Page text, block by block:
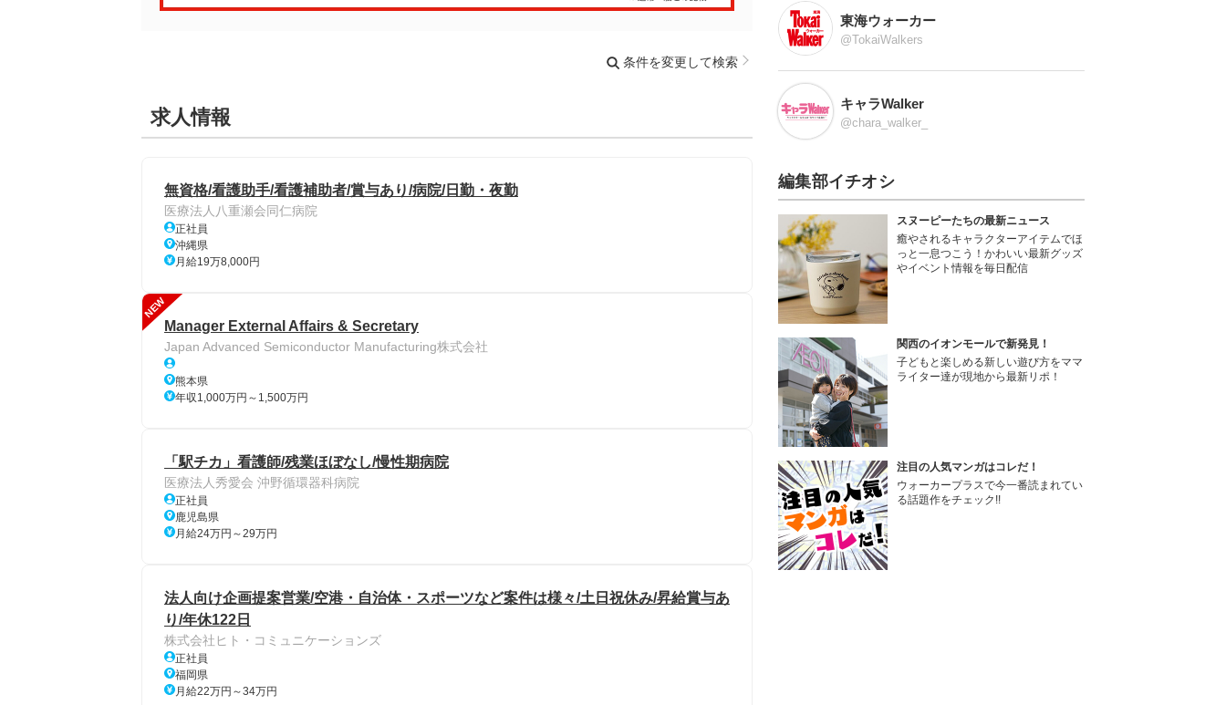
条件を変更して検索
求人情報
無資格/看護助手/看護補助者/賞与あり/病院/日勤・夜勤
医療法人八重瀬会同仁病院
正社員
沖縄県
月給19万8,000円
NEW
Manager External Affairs & Secretary
Japan Advanced Semiconductor Manufacturing株式会社
熊本県
年収1,000万円～1,500万円
「駅チカ」看護師/残業ほぼなし/慢性期病院
医療法人秀愛会 沖野循環器科病院
正社員
鹿児島県
月給24万円～29万円
法人向け企画提案営業/空港・自治体・スポーツなど案件は様々/土日祝休み/昇給賞与あ
り/年休122日
株式会社ヒト・コミュニケーションズ
正社員
福岡県
月給22万円～34万円
東海ウォーカー
@TokaiWalkers
キャラWalker
@chara_walker_
編集部イチオシ
スヌーピーたちの最新ニュース
癒やされるキャラクターアイテムでほ
っと一息つこう！かわいい最新グッズ
やイベント情報を毎日配信
関西のイオンモールで新発見！
子どもと楽しめる新しい遊び方をママ
ライター達が現地から最新リポ！
注目の人気マンガはコレだ！
ウォーカープラスで今一番読まれてい
る話題作をチェック!!